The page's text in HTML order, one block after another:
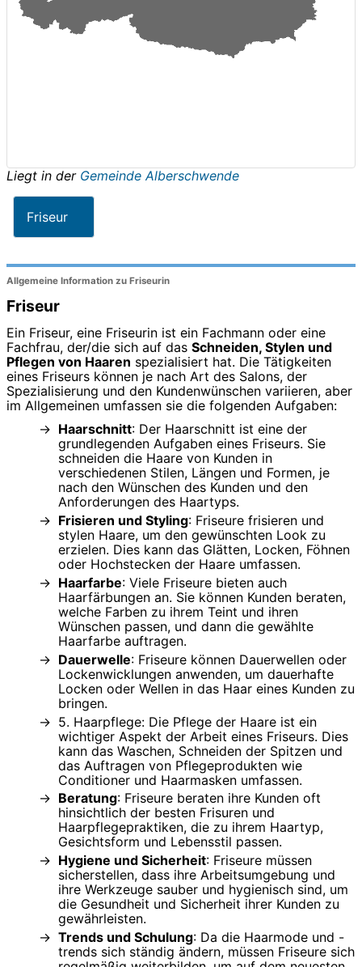
Liegt in der Gemeinde Alberschwende
Friseur
Allgemeine Information zu Friseurin
Friseur
Ein Friseur, eine Friseurin ist ein Fachmann oder eine
Fachfrau, der/die sich auf das Schneiden, Stylen und
Pflegen von Haaren spezialisiert hat. Die Tätigkeiten
eines Friseurs können je nach Art des Salons, der
Spezialisierung und den Kundenwünschen variieren, aber
im Allgemeinen umfassen sie die folgenden Aufgaben:
Haarschnitt: Der Haarschnitt ist eine der
grundlegenden Aufgaben eines Friseurs. Sie
schneiden die Haare von Kunden in
verschiedenen Stilen, Längen und Formen, je
nach den Wünschen des Kunden und den
Anforderungen des Haartyps.
Frisieren und Styling: Friseure frisieren und
stylen Haare, um den gewünschten Look zu
erzielen. Dies kann das Glätten, Locken, Föhnen
oder Hochstecken der Haare umfassen.
Haarfarbe: Viele Friseure bieten auch
Haarfärbungen an. Sie können Kunden beraten,
welche Farben zu ihrem Teint und ihren
Wünschen passen, und dann die gewählte
Haarfarbe auftragen.
Dauerwelle: Friseure können Dauerwellen oder
Lockenwicklungen anwenden, um dauerhafte
Locken oder Wellen in das Haar eines Kunden zu
bringen.
5. Haarpflege: Die Pflege der Haare ist ein
wichtiger Aspekt der Arbeit eines Friseurs. Dies
kann das Waschen, Schneiden der Spitzen und
das Auftragen von Pflegeprodukten wie
Conditioner und Haarmasken umfassen.
Beratung: Friseure beraten ihre Kunden oft
hinsichtlich der besten Frisuren und
Haarpflegepraktiken, die zu ihrem Haartyp,
Gesichtsform und Lebensstil passen.
Hygiene und Sicherheit: Friseure müssen
sicherstellen, dass ihre Arbeitsumgebung und
ihre Werkzeuge sauber und hygienisch sind, um
die Gesundheit und Sicherheit ihrer Kunden zu
gewährleisten.
Trends und Schulung: Da die Haarmode und -
trends sich ständig ändern, müssen Friseure sich